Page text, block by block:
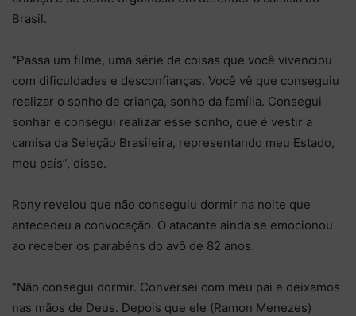
Brasil.
“Passa um filme, uma série de coisas que você vivenciou
com dificuldades e desconfianças. Você vê que conseguiu
realizar o sonho de criança, sonho da família. Consegui
sonhar e consegui realizar esse sonho, que é vestir a
camisa da Seleção Brasileira, representando meu Estado,
meu país”, disse.
Rony revelou que não conseguiu dormir na noite que
antecedeu a convocação. O atacante ainda se emocionou
ao receber os parabéns do avô de 82 anos.
“Não consegui dormir. Conversei com meu pai e deixamos
nas mãos de Deus. Depois que ele (Ramon Menezes)